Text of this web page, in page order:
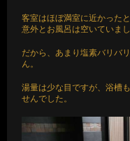
客室はほぼ満室に近かった
意外とお風呂は空いていまし
だから、あまり塩素バリバ
ん。
湯量は少な目ですが、浴槽
せんでした。